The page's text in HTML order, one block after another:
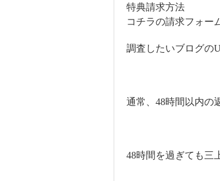
特典請求方法
コチラの請求フォー
調査したいブログの
通常、48時間以内の
48時間を過ぎても三